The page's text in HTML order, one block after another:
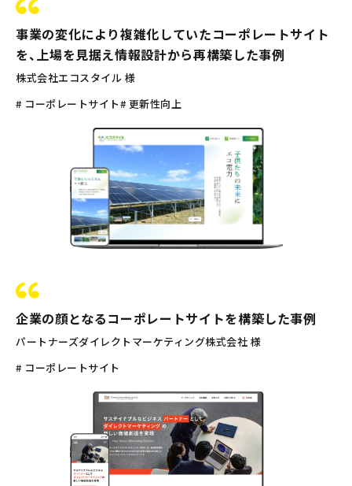
事業の変化により複雑化していたコーポレートサイト
を、上場を見据え情報設計から再構築した事例
株式会社エコスタイル 様
# コーポレートサイト# 更新性向上
企業の顔となるコーポレートサイトを構築した事例
パートナーズダイレクトマーケティング株式会社 様
# コーポレートサイト